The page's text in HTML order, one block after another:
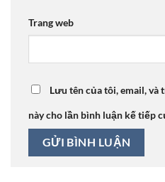
Trang web
Lưu tên của tôi, email,
này cho lần bình luận kế tiếp